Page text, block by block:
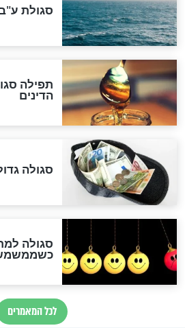
המסמך
במרתפי
הנדיר של
"מודה לקב"ה
לכל המאמרים
אחרית
האם אפשר